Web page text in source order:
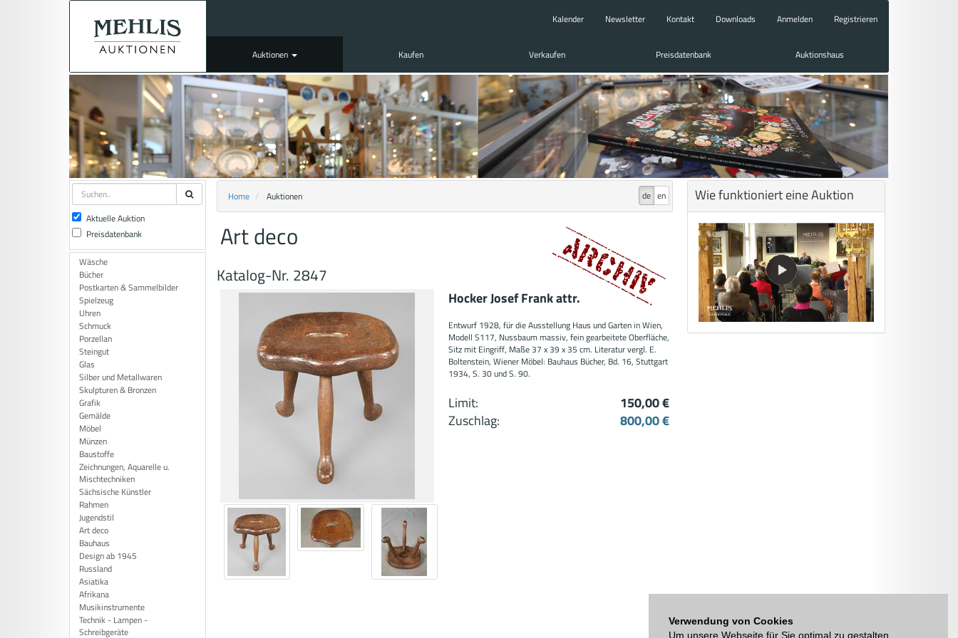
Verwendung von Cookies
Um unsere Webseite für Sie optimal zu gestalten,
Kalender Newsletter Kontakt Downloads Anmelden Registrieren
Auktionen Kaufen Verkaufen Preisdatenbank Auktionshaus
Aktuelle Auktion
Preisdatenbank
Wäsche
Bücher
Postkarten & Sammelbilder
Spielzeug
Uhren
Schmuck
Porzellan
Steingut
Glas
Silber und Metallwaren
Skulpturen & Bronzen
Grafik
Gemälde
Möbel
Münzen
Baustoffe
Zeichnungen, Aquarelle u.
Mischtechniken
Sächsische Künstler
Rahmen
Jugendstil
Art deco
Bauhaus
Design ab 1945
Russland
Asiatika
Afrikana
Musikinstrumente
Technik - Lampen -
Schreibgeräte
de en
Home Auktionen
Art deco
Katalog-Nr. 2847
Hocker Josef Frank attr.
Entwurf 1928, für die Ausstellung Haus und Garten in Wien,
Modell S117, Nussbaum massiv, fein gearbeitete Oberfläche,
Sitz mit Eingriff, Maße 37 x 39 x 35 cm. Literatur vergl. E.
Boltenstein, Wiener Möbel: Bauhaus Bücher, Bd. 16, Stuttgart
1934, S. 30 und S. 90.
Limit:
150,00 €
Zuschlag:
800,00 €
Wie funktioniert eine Auktion